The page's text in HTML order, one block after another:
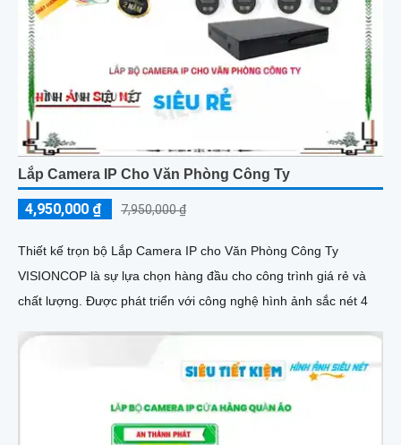
Lắp Camera IP Cho Văn Phòng Công Ty
4,950,000 ₫ 7,950,000 ₫
Thiết kế trọn bộ Lắp Camera IP cho Văn Phòng Công Ty
VISIONCOP là sự lựa chọn hàng đầu cho công trình giá rẻ và
chất lượng. Được phát triển với công nghệ hình ảnh sắc nét 4